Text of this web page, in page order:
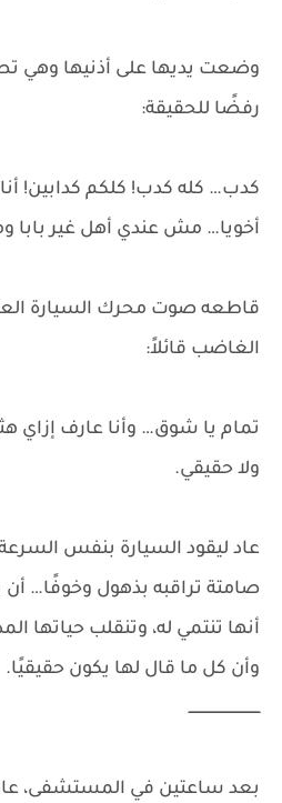
وضعت يديها على أذنيها وهي
رفضًا للحقيقة:
كدب… كله كدب! كلكم كدابين!
أخويا… مش عندي أهل غير بابا
قاطعه صوت محرك السيارة
الغاضب قائلاً:
تمام يا شوق… وأنا عارف إزاي
ولا حقيقي.
عاد ليقود السيارة بنفس
صامتة تراقبه بذهول وخوفًا… أن
أنها تنتمي له، وتنقلب حياتها
وأن كل ما قال لها يكون حقيقيًا.
ــــــــــــــــــــــــــــــــ
بعد ساعتين في المستشفى،